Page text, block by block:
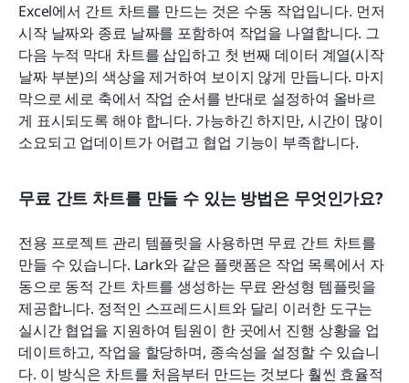
Excel에서 간트 차트를 만드는 것은 수동 작업입니다. 먼저
시작 날짜와 종료 날짜를 포함하여 작업을 나열합니다. 그
다음 누적 막대 차트를 삽입하고 첫 번째 데이터 계열(시작
날짜 부분)의 색상을 제거하여 보이지 않게 만듭니다. 마지
막으로 세로 축에서 작업 순서를 반대로 설정하여 올바르
게 표시되도록 해야 합니다. 가능하긴 하지만, 시간이 많이
소요되고 업데이트가 어렵고 협업 기능이 부족합니다.
무료 간트 차트를 만들 수 있는 방법은 무엇인가요?
전용 프로젝트 관리 템플릿을 사용하면 무료 간트 차트를
만들 수 있습니다. Lark와 같은 플랫폼은 작업 목록에서 자
동으로 동적 간트 차트를 생성하는 무료 완성형 템플릿을
제공합니다. 정적인 스프레드시트와 달리 이러한 도구는
실시간 협업을 지원하여 팀원이 한 곳에서 진행 상황을 업
데이트하고, 작업을 할당하며, 종속성을 설정할 수 있습니
다. 이 방식은 차트를 처음부터 만드는 것보다 훨씬 효율적